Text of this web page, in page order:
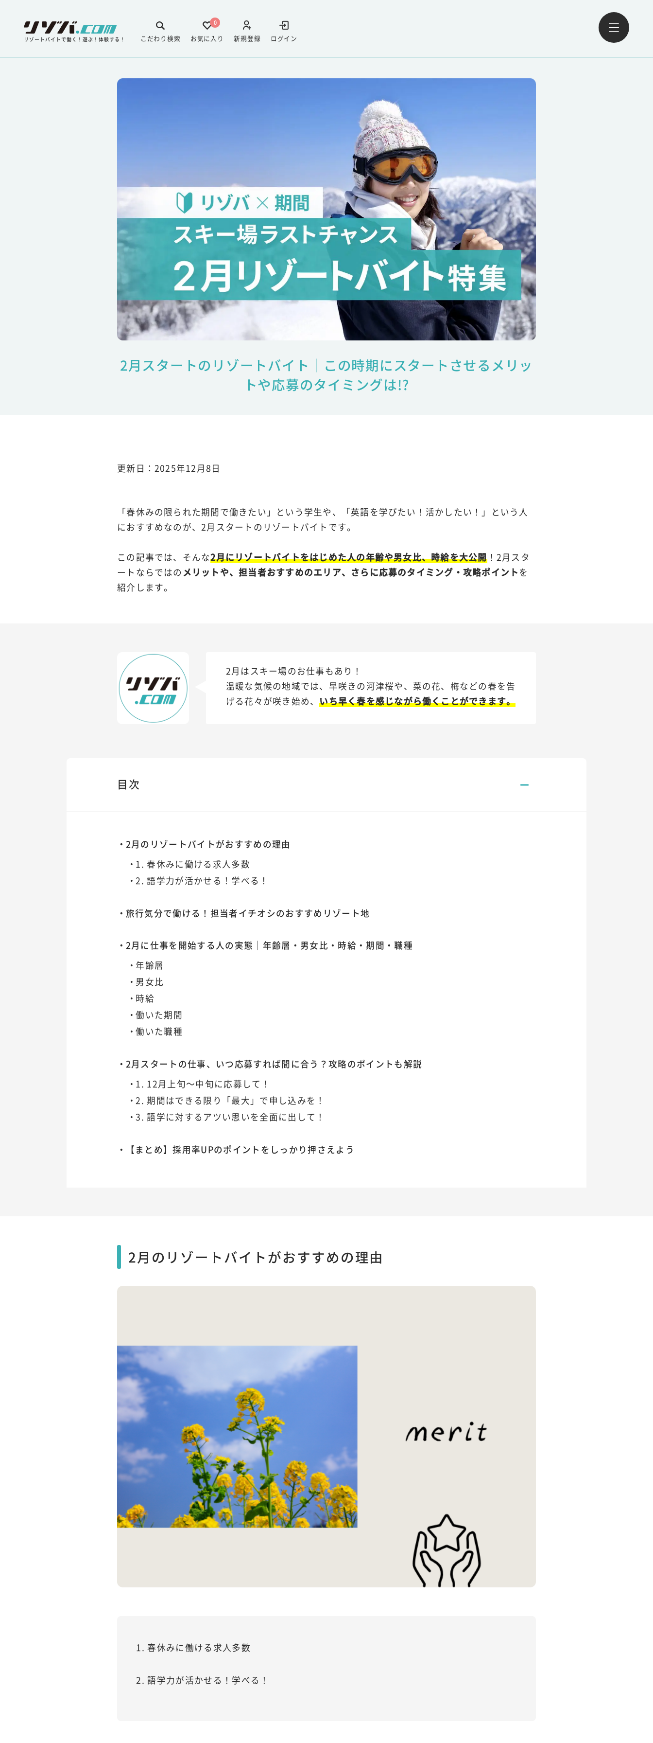
リゾートバイトで働く！遊ぶ！体験する！ ログイン
新規登録
0
お気に入り
こだわり検索
2月スタートのリゾートバイト｜この時期にスタートさせるメリッ
トや応募のタイミングは!?
更新日：2025年12月8日
「春休みの限られた期間で働きたい」という学生や、「英語を学びたい！活かしたい！」という人
におすすめなのが、2月スタートのリゾートバイトです。
この記事では、そんな2月にリゾートバイトをはじめた人の年齢や男女比、時給を大公開！2月スタ
ートならではの メリットや、担当者おすすめのエリア、さらに応募のタイミング・攻略ポイントを
紹介します。
2月はスキー場のお仕事もあり！
温暖な気候の地域では、早咲きの河津桜や、菜の花、梅などの春を告
げる花々が咲き始め、いち早く春を感じながら働くことができます。
目次
2月のリゾートバイトがおすすめの理由
1. 春休みに働ける求人多数
2. 語学力が活かせる！学べる！
旅行気分で働ける！担当者イチオシのおすすめリゾート地
2月に仕事を開始する人の実態｜年齢層・男女比・時給・期間・職種
年齢層
男女比
時給
働いた期間
働いた職種
2月スタートの仕事、いつ応募すれば間に合う？攻略のポイントも解説
1. 12月上旬～中旬に応募して！
2. 期間はできる限り「最大」で申し込みを！
3. 語学に対するアツい思いを全面に出して！
【まとめ】採用率UPのポイントをしっかり押さえよう
2月のリゾートバイトがおすすめの理由
1. 春休みに働ける求人多数
2. 語学力が活かせる！学べる！